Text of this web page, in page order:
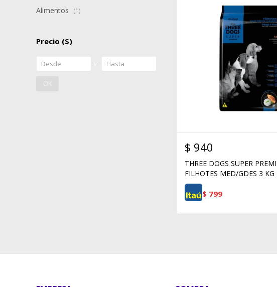
$ 940
THREE DOGS SUPER
FILHOTES MED/GDES 3 KG
$ 799
Alimentos (1)
Precio ($)
OK